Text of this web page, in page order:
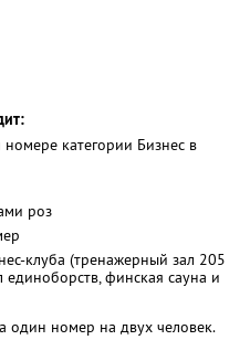
категории Бизнес в
роз
клуба (тренажерный зал 205
единоборств, финская сауна и
один номер на двух человек.